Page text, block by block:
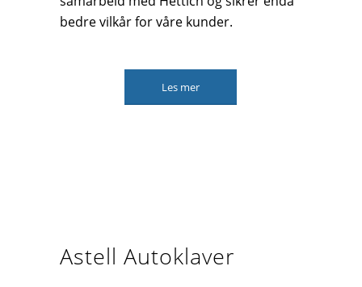
bedre vilkår for våre kunder.
Les mer
Astell Autoklaver